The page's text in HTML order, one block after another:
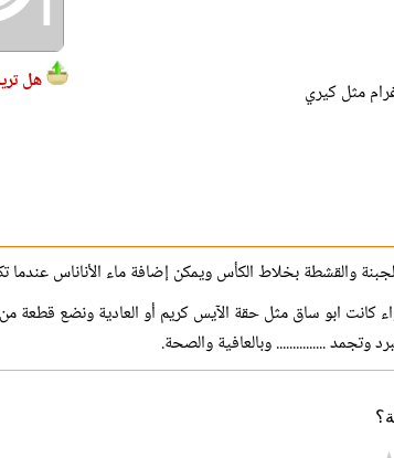
جبنة طرية (120 غرام مثل كيري
هل
والقشطة بخلاط الكأس ويمكن إضافة ماء الأناناس عندما
كانت ابو ساق مثل حقة الآيس كريم أو العادية ونضع قطعة
وتجمد ............... وبالعافية والصحة.